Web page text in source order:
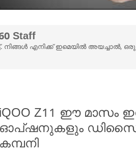
Staff
നിങ്ങൾ എനിക്ക് ഇമെയിൽ
iQOO Z11 ഈ മാസം
ഓപ്ഷനുകളും
കമ്പനി